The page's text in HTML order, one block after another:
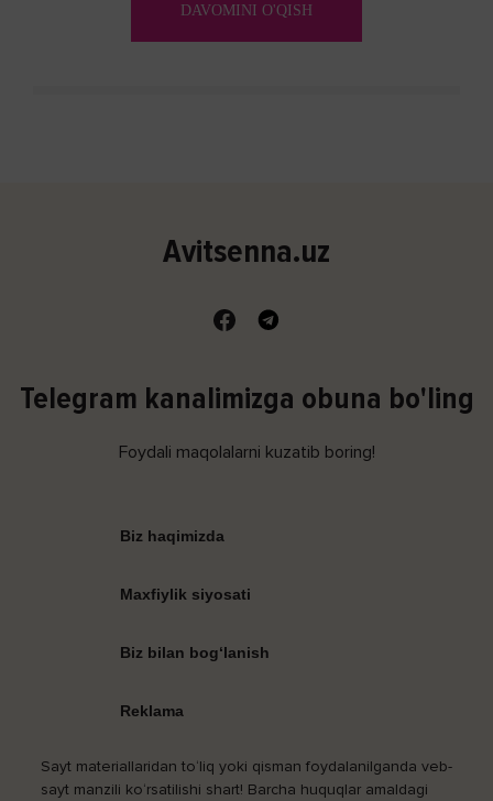
DAVOMINI O'QISH
Avitsenna.uz
Telegram kanalimizga obuna bo'ling
Foydali maqolalarni kuzatib boring!
Biz haqimizda
Maxfiylik siyosati
Biz bilan bog‘lanish
Reklama
Sayt materiallaridan to‘liq yoki qisman foydalanilganda veb-
sayt manzili ko‘rsatilishi shart! Barcha huquqlar amaldagi